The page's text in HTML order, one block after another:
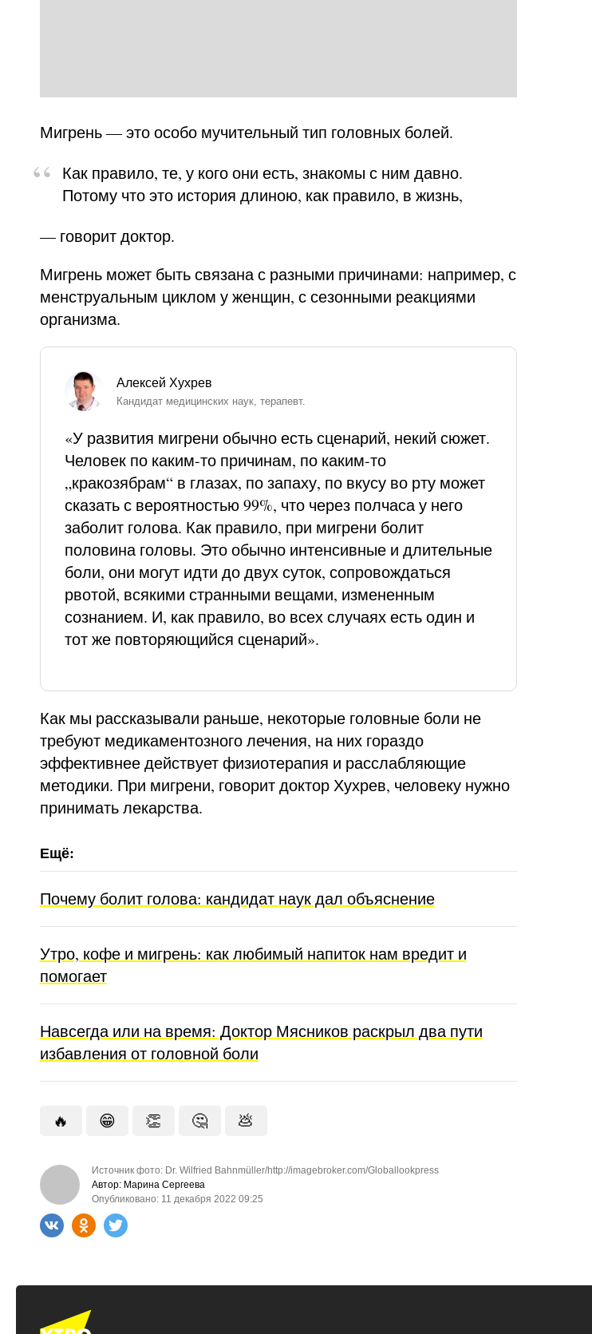
Мигрень — это особо мучительный тип головных болей.
Как правило, те, у кого они есть, знакомы с ним давно.
Потому что это история длиною, как правило, в жизнь,
— говорит доктор.
Мигрень может быть связана с разными причинами: например, с
менструальным циклом у женщин, с сезонными реакциями
организма.
Алексей Хухрев
Кандидат медицинских наук, терапевт.
«У развития мигрени обычно есть сценарий, некий сюжет.
Человек по каким-то причинам, по каким-то
„кракозябрам“ в глазах, по запаху, по вкусу во рту может
сказать с вероятностью 99%, что через полчаса у него
заболит голова. Как правило, при мигрени болит
половина головы. Это обычно интенсивные и длительные
боли, они могут идти до двух суток, сопровождаться
рвотой, всякими странными вещами, измененным
сознанием. И, как правило, во всех случаях есть один и
тот же повторяющийся сценарий».
Как мы рассказывали раньше, некоторые головные боли не
требуют медикаментозного лечения, на них гораздо
эффективнее действует физиотерапия и расслабляющие
методики. При мигрени, говорит доктор Хухрев, человеку нужно
принимать лекарства.
Почему болит голова: кандидат наук дал объяснение
Утро, кофе и мигрень: как любимый напиток нам вредит и
помогает
Навсегда или на время: Доктор Мясников раскрыл два пути
избавления от головной боли
🔥 😁 👏 🤔 💩
Источник фото: Dr. Wilfried Bahnmüller/http://imagebroker.com/Globallookpress
Автор: Марина Сергеева
Опубликовано: 11 декабря 2022 09:25